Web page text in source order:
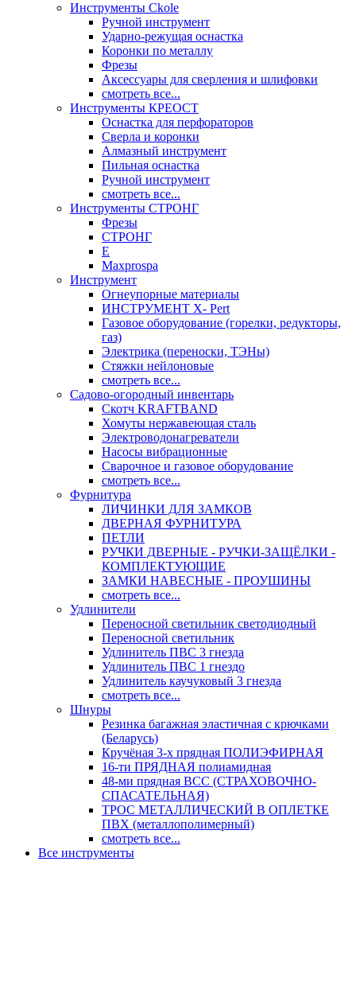
Инструменты Ckole
Ручной инструмент
Ударно‑режущая оснастка
Коронки по металлу
Фрезы
Аксессуары для сверления и шлифовки
смотреть все...
Инструменты КРЕОСТ
Оснастка для перфораторов
Сверла и коронки
Алмазный инструмент
Пильная оснастка
Ручной инструмент
смотреть все...
Инструменты СТРОНГ
Фрезы
СТРОНГ
Е
Maxprospa
Инструмент
Огнеупорные материалы
ИНСТРУМЕНТ X- Pert
Газовое оборудование (горелки, редукторы,
газ)
Электрика (переноски, ТЭНы)
Стяжки нейлоновые
смотреть все...
Садово-огородный инвентарь
Скотч KRAFTBAND
Хомуты нержавеющая сталь
Электроводонагреватели
Насосы вибрационные
Сварочное и газовое оборудование
смотреть все...
Фурнитура
ЛИЧИНКИ ДЛЯ ЗАМКОВ
ДВЕРНАЯ ФУРНИТУРА
ПЕТЛИ
РУЧКИ ДВЕРНЫЕ - РУЧКИ-ЗАЩЁЛКИ -
КОМПЛЕКТУЮЩИЕ
ЗАМКИ НАВЕСНЫЕ - ПРОУШИНЫ
смотреть все...
Удлинители
Переносной светильник светодиодный
Переносной светильник
Удлинитель ПВС 3 гнезда
Удлинитель ПВС 1 гнездо
Удлинитель каучуковый 3 гнезда
смотреть все...
Шнуры
Резинка багажная эластичная с крючками
(Беларусь)
Кручёная 3-х прядная ПОЛИЭФИРНАЯ
16-ти ПРЯДНАЯ полиамидная
48-ми прядная ВСС (СТРАХОВОЧНО-
СПАСАТЕЛЬНАЯ)
ТРОС МЕТАЛЛИЧЕСКИЙ В ОПЛЕТКЕ
ПВХ (металлополимерный)
смотреть все...
Все инструменты